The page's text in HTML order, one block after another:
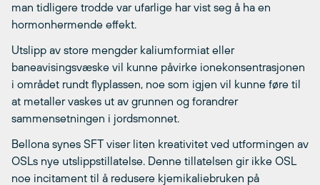
man tidligere trodde var ufarlige har vist seg å ha en
hormonhermende effekt.
Utslipp av store mengder kaliumformiat eller
baneavisingsvæske vil kunne påvirke ionekonsentrasjonen
i området rundt flyplassen, noe som igjen vil kunne føre til
at metaller vaskes ut av grunnen og forandrer
sammensetningen i jordsmonnet.
Bellona synes SFT viser liten kreativitet ved utformingen av
OSLs nye utslippstillatelse. Denne tillatelsen gir ikke OSL
noe incitament til å redusere kjemikaliebruken på